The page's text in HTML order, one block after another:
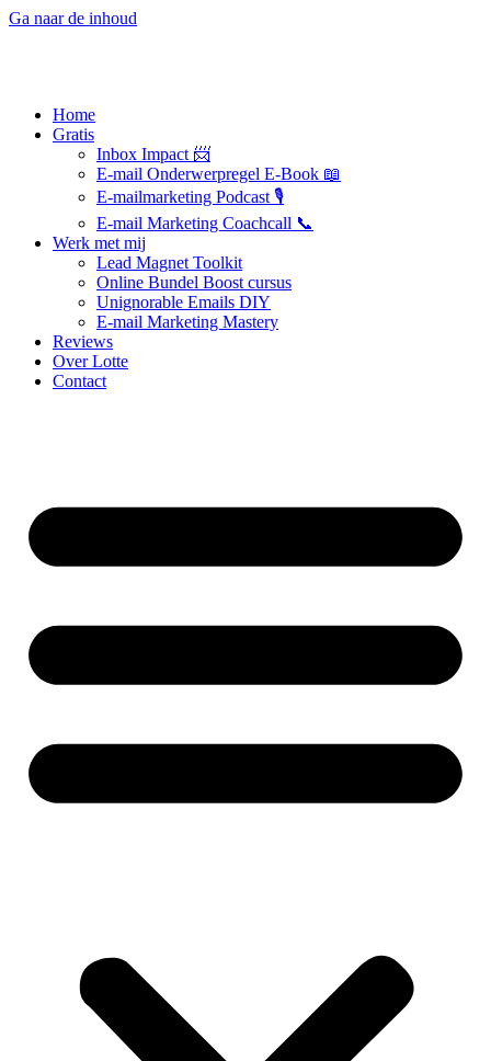
Ga naar de inhoud
Home
Gratis
Inbox Impact 📨
E-mail Onderwerpregel E-Book 📖
E-mailmarketing Podcast 🎙️
E-mail Marketing Coachcall 📞
Werk met mij
Lead Magnet Toolkit
Online Bundel Boost cursus
Unignorable Emails DIY
E-mail Marketing Mastery
Reviews
Over Lotte
Contact